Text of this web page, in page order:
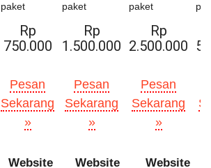
paket
paket
paket
Rp
750.000
Rp
1.500.000
Rp
2.500.000
Pesan
Sekarang
»
Pesan
Sekarang
»
Pesan
Sekarang
»
Website
Website
Website